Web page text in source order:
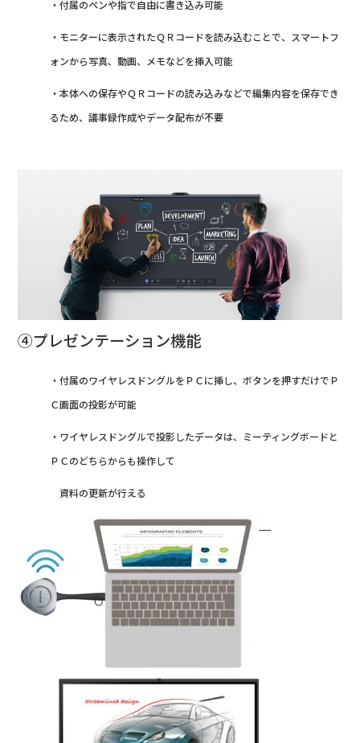
・付属のペンや指で自由に書き込み可能
・モニターに表示されたＱＲコードを読み込むことで、スマートフ
ォンから写真、動画、メモなどを挿入可能
・本体への保存やＱＲコードの読み込みなどで編集内容を保存でき
るため、議事録作成やデータ配布が不要
④プレゼンテーション機能
・付属のワイヤレスドングルをＰＣに挿し、ボタンを押すだけでＰ
Ｃ画面の投影が可能
・ワイヤレスドングルで投影したデータは、ミーティングボードと
ＰＣのどちらからも操作して
資料の更新が行える